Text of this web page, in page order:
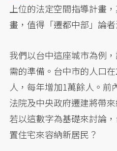
上位的法定空間指導計畫
畫，值得「遷都中部」論者
我們以台中這座城市為例
需的準備。台中市的人口
人，每年增加1萬餘人。前
法院及中央政府遷建將帶
若以這數字為基礎來討論
置住宅來容納新居民？